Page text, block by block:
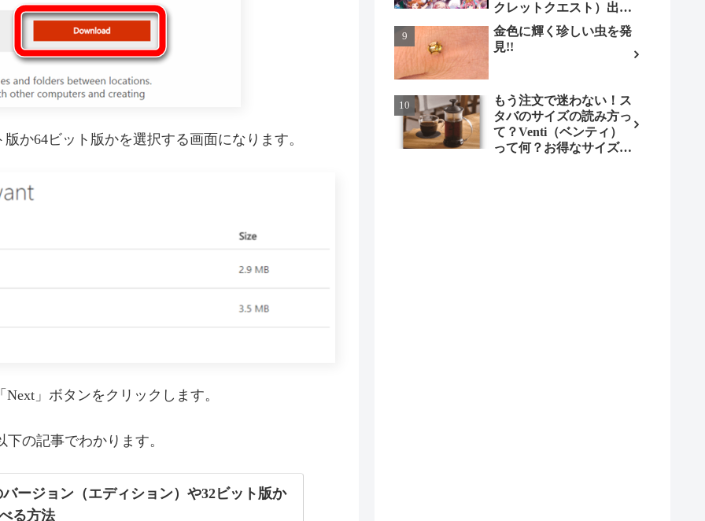
か64ビット版かを選択する画面になります。
」ボタンをクリックします。
の記事でわかります。
ージョン（エディション）や32ビット版か
る方法
クレットクエスト）出現
条件とは（ノーマル編）
金色に輝く珍しい虫を発
見!!
もう注文で迷わない！ス
タバのサイズの読み方っ
て？Venti（ベンティ）
って何？お得なサイズも